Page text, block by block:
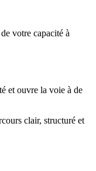
votre capacité à
et ouvre la voie à de
clair, structuré et